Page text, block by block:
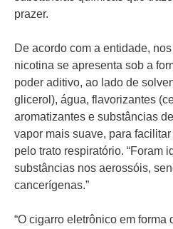
prazer.
De acordo com a entidade,
nicotina se apresenta sob a
poder aditivo, ao lado de
glicerol), água, flavorizantes
aromatizantes e substâncias
vapor mais suave, para
pelo trato respiratório. “Foram
substâncias nos aerossóis,
cancerígenas.”
“O cigarro eletrônico em forma